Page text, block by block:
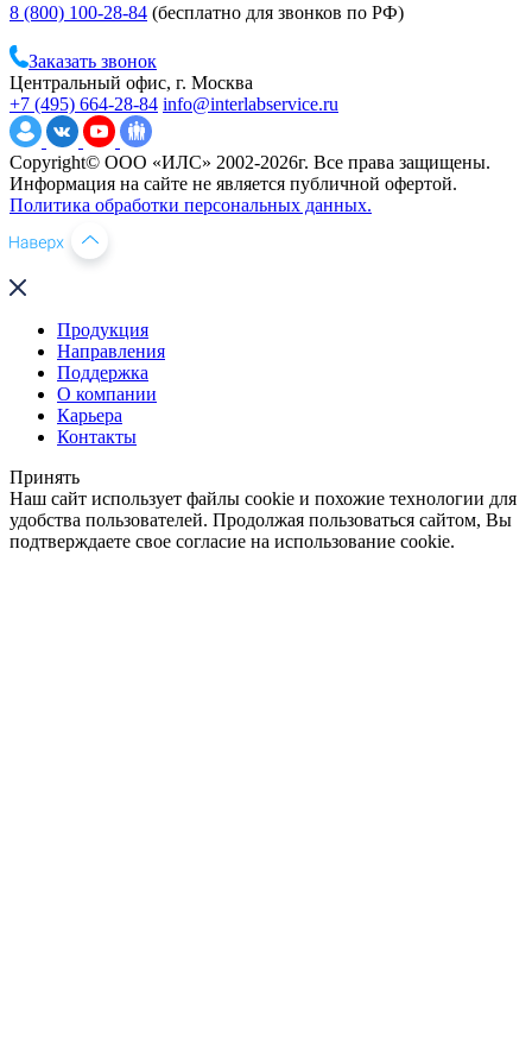
8 (800) 100-28-84 (бесплатно для звонков по РФ)
Заказать звонок
Центральный офис, г. Москва
+7 (495) 664-28-84 info@interlabservice.ru
Copyright© ООО «ИЛС» 2002-2026г. Все права защищены.
Информация на сайте не является публичной офертой.
Политика обработки персональных данных.
Продукция
Направления
Поддержка
О компании
Карьера
Контакты
Принять
Наш сайт использует файлы cookie и похожие технологии для
удобства пользователей. Продолжая пользоваться сайтом, Вы
подтверждаете свое согласие на использование cookie.